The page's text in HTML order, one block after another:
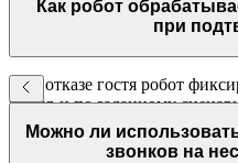
Как робот
при
При отказе гостя робот
номер и по заданному
информацией об условиях
Можно ли
звонков на